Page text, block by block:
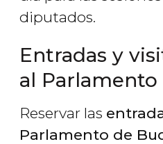
diputados.
Entradas y
al
Reservar las
Parlamento de